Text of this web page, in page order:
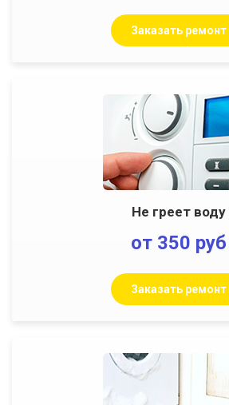
Заказать ремонт
Не греет воду
от 350 руб
Заказать ремонт